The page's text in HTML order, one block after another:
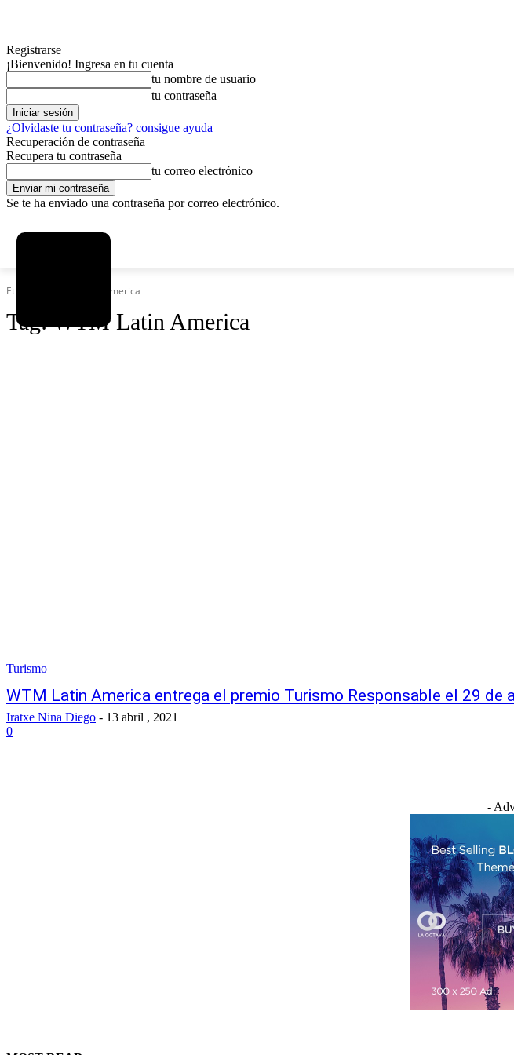
Registrarse
¡Bienvenido! Ingresa en tu cuenta
tu nombre de usuario
tu contraseña
¿Olvidaste tu contraseña? consigue ayuda
Recuperación de contraseña
Recupera tu contraseña
tu correo electrónico
Se te ha enviado una contraseña por correo electrónico.
Etiquetas WTM Latin America
Tag:WTM Latin America
Turismo
WTM Latin America entrega el premio Turismo Responsable el 29 de
Iratxe Nina Diego - 13 abril , 2021
0
-